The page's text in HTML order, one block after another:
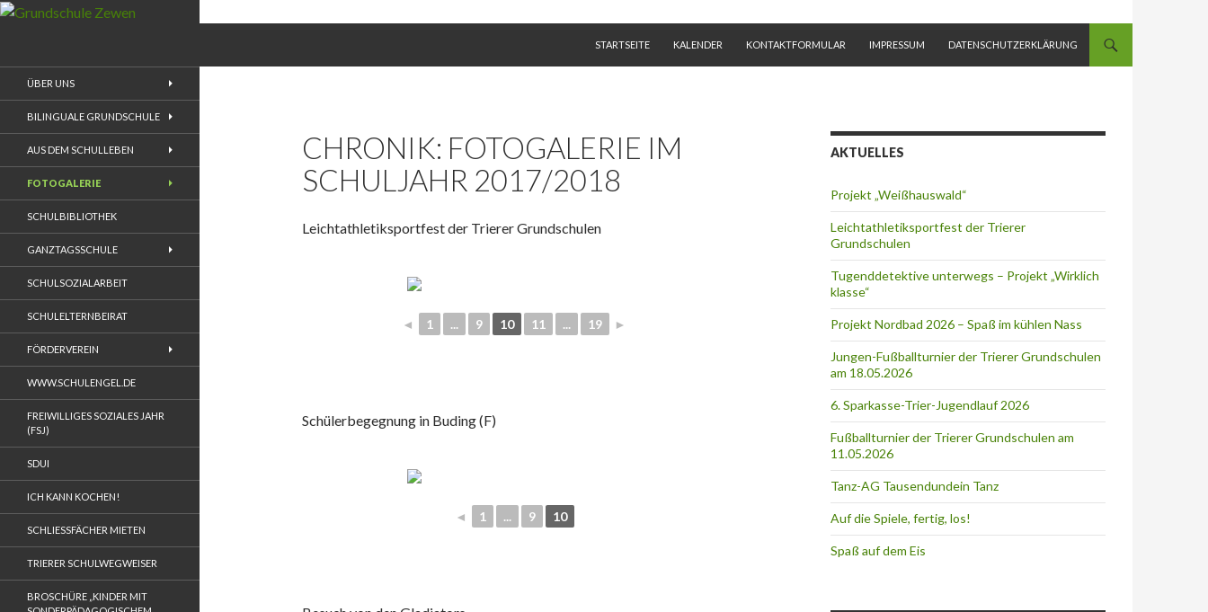
STARTSEITE
KALENDER KONTAKTFORMULAR IMPRESSUM DATENSCHUTZERKLÄRUNG
CHRONIK: FOTOGALERIE IM
SCHULJAHR 2017/2018
Leichtathletiksportfest der Trierer Grundschulen
◄ 1 ... 9 10 11 ... 19 ►
Schülerbegegnung in Buding (F)
◄ 1 ... 9 10
AKTUELLES
Projekt „Weißhauswald“
Leichtathletiksportfest der Trierer
Grundschulen
Tugenddetektive unterwegs – Projekt „Wirklich
klasse“
Projekt Nordbad 2026 – Spaß im kühlen Nass
Jungen-Fußballturnier der Trierer Grundschulen
am 18.05.2026
6. Sparkasse-Trier-Jugendlauf 2026
Fußballturnier der Trierer Grundschulen am
11.05.2026
Tanz-AG Tausendundein Tanz
Auf die Spiele, fertig, los!
Spaß auf dem Eis
ÜBER UNS
BILINGUALE GRUNDSCHULE
AUS DEM SCHULLEBEN
FOTOGALERIE
SCHULBIBLIOTHEK
GANZTAGSSCHULE
SCHULSOZIALARBEIT
SCHULELTERNBEIRAT
FÖRDERVEREIN
WWW.SCHULENGEL.DE
FREIWILLIGES SOZIALES JAHR
(FSJ)
SDUI
ICH KANN KOCHEN!
SCHLIESSFÄCHER MIETEN
TRIERER SCHULWEGWEISER
BROSCHÜRE „KINDER MIT